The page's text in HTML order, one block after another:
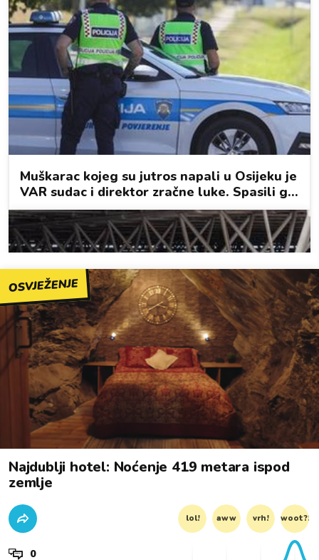
OSVJEŽENJE
Najdublji hotel: Noćenje 419 metara ispod
zemlje
lol! aww vrh! woot?!
0